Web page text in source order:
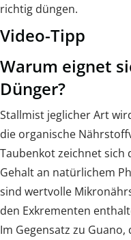
richtig düngen.
Video-Tipp
Warum eignet
Dünger?
Stallmist jeglicher Art
die organische
Taubenkot zeichnet sich
Gehalt an natürlichem
sind wertvolle
den Exkrementen
Im Gegensatz zu